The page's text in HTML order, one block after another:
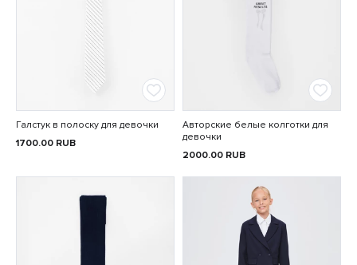
Галстук в полоску для девочки
1700.00 RUB
Авторские белые колготки для
девочки
2000.00 RUB